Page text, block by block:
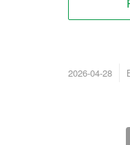
2026-04-28
/